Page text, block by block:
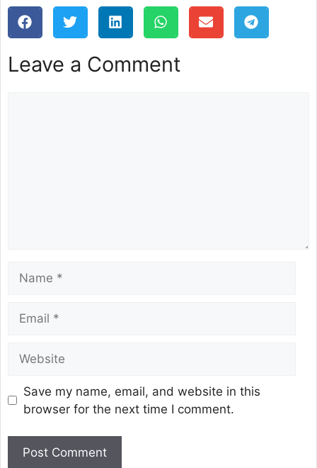
Leave a Comment
Save my name, email, and website in this
browser for the next time I comment.